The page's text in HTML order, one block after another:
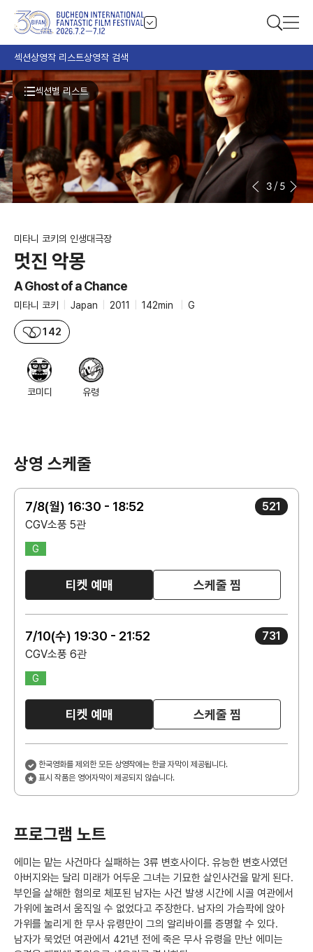
섹션상영작 리스트상영작 검색
3/5
미타니 코키의 인생대극장
멋진 악몽
A Ghost of a Chance
미타니 코키 Japan 2011 142min G
142
섹션별 리스트
코미디 유령
상영 스케줄
7/8(월) 16:30 - 18:52
521
CGV소풍 5관
G
티켓 예매 스케줄 찜
7/10(수) 19:30 - 21:52
731
CGV소풍 6관
G
티켓 예매 스케줄 찜
한국영화를 제외한 모든 상영작에는 한글 자막이 제공됩니다.
표시 작품은 영어자막이 제공되지 않습니다.
프로그램 노트
에미는 맡는 사건마다 실패하는 3류 변호사이다. 유능한 변호사였던
아버지와는 달리 미래가 어두운 그녀는 기묘한 살인사건을 맡게 된다.
부인을 살해한 혐의로 체포된 남자는 사건 발생 시간에 시골 여관에서
가위에 눌려서 움직일 수 없었다고 주장한다. 남자의 가슴팍에 앉아
가위를 눌리게 한 무사 유령만이 그의 알리바이를 증명할 수 있다.
남자가 묵었던 여관에서 421년 전에 죽은 무사 유령을 만난 에미는